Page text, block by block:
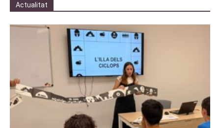
Actualitat